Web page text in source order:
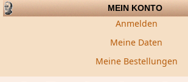
MEIN KONTO
Anmelden
Meine Daten
Meine Bestellungen